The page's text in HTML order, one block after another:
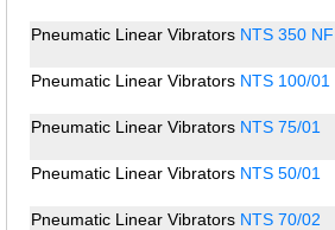
Pneumatic Linear Vibrators NTS 350 NF
Pneumatic Linear Vibrators NTS 100/01
Pneumatic Linear Vibrators NTS 75/01
Pneumatic Linear Vibrators NTS 50/01
Pneumatic Linear Vibrators NTS 70/02